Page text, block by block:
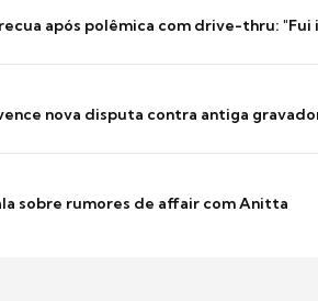
após polêmica com drive-thru: "Fui
nova disputa contra antiga
sobre rumores de affair com Anitta